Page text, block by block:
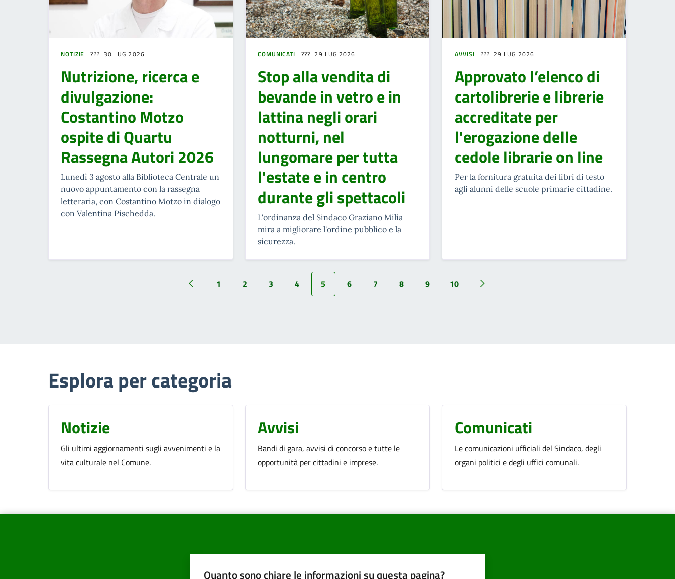
NOTIZIE 30 LUG 2026
Nutrizione, ricerca e
divulgazione:
Costantino Motzo
ospite di Quartu
Rassegna Autori 2026
Lunedì 3 agosto alla Biblioteca Centrale un
nuovo appuntamento con la rassegna
letteraria, con Costantino Motzo in dialogo
con Valentina Pischedda.
COMUNICATI 29 LUG 2026
Stop alla vendita di
bevande in vetro e in
lattina negli orari
notturni, nel
lungomare per tutta
l'estate e in centro
durante gli spettacoli
L'ordinanza del Sindaco Graziano Milia
mira a migliorare l'ordine pubblico e la
sicurezza.
AVVISI 29 LUG 2026
Approvato l’elenco di
cartolibrerie e librerie
accreditate per
l'erogazione delle
cedole librarie on line
Per la fornitura gratuita dei libri di testo
agli alunni delle scuole primarie cittadine.
1 2 3 4 5 6 7 8 9 10
Esplora per categoria
Notizie
Gli ultimi aggiornamenti sugli avvenimenti e la
vita culturale nel Comune.
Avvisi
Bandi di gara, avvisi di concorso e tutte le
opportunità per cittadini e imprese.
Comunicati
Le comunicazioni ufficiali del Sindaco, degli
organi politici e degli uffici comunali.
Quanto sono chiare le informazioni su questa pagina?